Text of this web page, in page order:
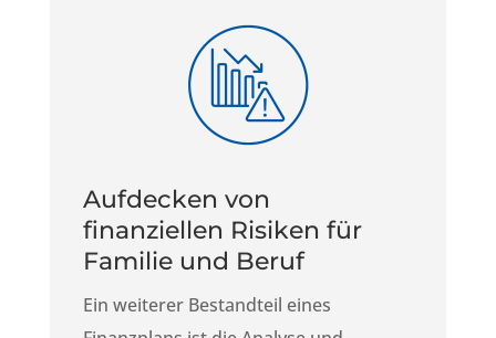
Aufdecken von
finanziellen Risiken für
Familie und Beruf
Ein weiterer Bestandteil eines